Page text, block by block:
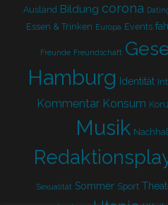
Ausland Bildung corona
Essen & Trinken Europa Events
Freunde Freundschaft
Hamburg Identität
Kommentar Konsum
Musik
Sexualität Sommer Sport